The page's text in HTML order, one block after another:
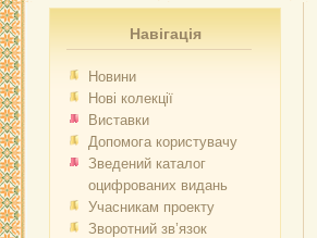
Навігація
Новини
Нові колекції
Виставки
Допомога користувачу
Зведений каталог
оцифрованих видань
Учасникам проекту
Зворотний зв’язок